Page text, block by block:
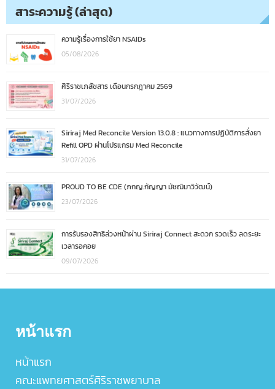
สาระความรู้ (ล่าสุด)
ความรู้เรื่องการใช้ยา NSAIDs
05/08/2026
ศิริราชเภสัชสาร เดือนกรกฎาคม 2569
31/07/2026
Siriraj Med Reconcile Version 13.0.8 : แนวทางการปฏิบัติการสั่งยา
Refill OPD ผ่านโปรแกรม Med Reconcile
31/07/2026
PROUD TO BE CDE (ภกญ.กัญญา มัชฌิมาวิวัฒน์)
23/07/2026
การรับรองสิทธิล่วงหน้าผ่าน Siriraj Connect สะดวก รวดเร็ว ลดระยะ
เวลารอคอย
09/07/2026
หน้าแรก
หน้าแรก
คณะแพทยศาสตร์ศิริราชพยาบาล